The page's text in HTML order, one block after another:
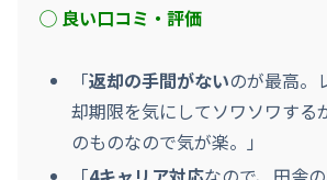
◯ 良い口コミ・評価
「返却の手間がないのが最高。
却期限を気にしてソワソワする
のものなので気が楽。」